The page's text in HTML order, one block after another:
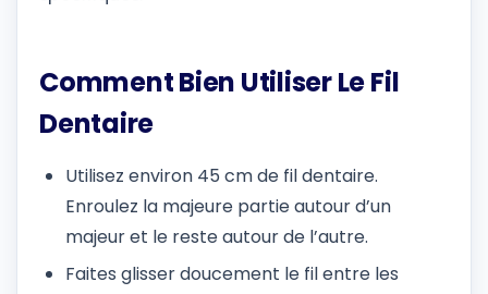
Comment Bien Utiliser Le Fil
Dentaire
Utilisez environ 45 cm de fil dentaire.
Enroulez la majeure partie autour d’un
majeur et le reste autour de l’autre.
Faites glisser doucement le fil entre les